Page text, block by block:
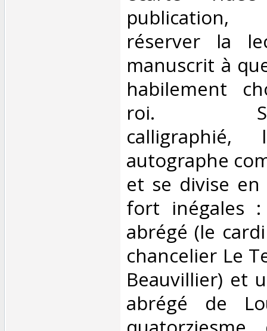
réserver la
manuscrit à
habilement
roi.
calligraphié,
autographe
et se divise
fort inégales
abrégé (le
chancelier Le
Beauvillier) et
abrégé de